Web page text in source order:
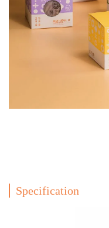
Specification